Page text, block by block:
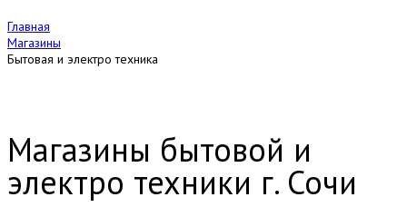
Главная
Магазины
Бытовая и электро техника
Магазины бытовой и
электро техники г. Сочи